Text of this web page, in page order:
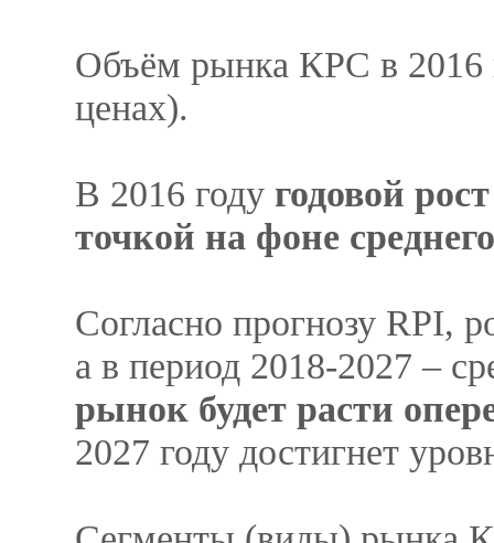
Объём рынка КРС в 2016
ценах).
В 2016 году годовой
точкой на фоне
Согласно прогнозу RPI,
а в период 2018-2027 –
рынок будет расти
2027 году достигнет